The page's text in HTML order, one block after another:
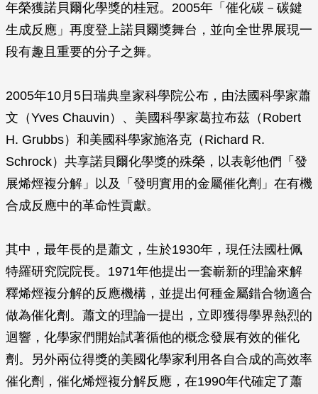
年榮獲諾貝爾化學獎的桂冠。2005年「催化碳－碳鍵
生成反應」再度登上諾貝爾獎舞台，並向全世界展現一
段有趣且重要的分子之舞。
2005年10月5日瑞典皇家科學院公布，由法國科學家蕭
文（Yves Chauvin）、美國科學家葛拉布茲（Robert
H. Grubbs）和美國科學家施洛克（Richard R.
Schrock）共享諾貝爾化學獎的殊榮，以表彰他們「發
展烯烴複分解」以及「發明實用的金屬催化劑」在有機
合成反應中的革命性貢獻。
其中，最年長的是蕭文，生於1930年，現任法國杜佩
特羅研究院院長。1971年他提出一套嶄新的理論來解
釋烯烴複分解的反應機構，並提出何種金屬錯合物適合
做為催化劑。蕭文的理論一提出，立即獲得學界熱烈的
迴響，化學家們開始試著循他的概念發展有效的催化
劑。另外兩位得獎的美國化學家利用各自合成的高效率
催化劑，催化烯烴複分解反應，在1990年代確定了蕭